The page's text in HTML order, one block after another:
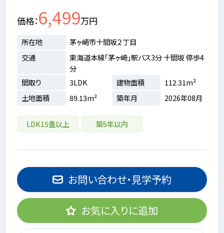
価格 6,499万円
所在地
茅ヶ崎市十間坂２丁目
交通
東海道本線「茅ヶ崎」駅バス3分 十間坂 停歩4
分
間取り
3LDK 建物面積
112.31m²
土地面積
89.13m² 築年月 2026年08月
LDK15畳以上 築5年以内
お問い合わせ・見学予約
お気に入りに追加